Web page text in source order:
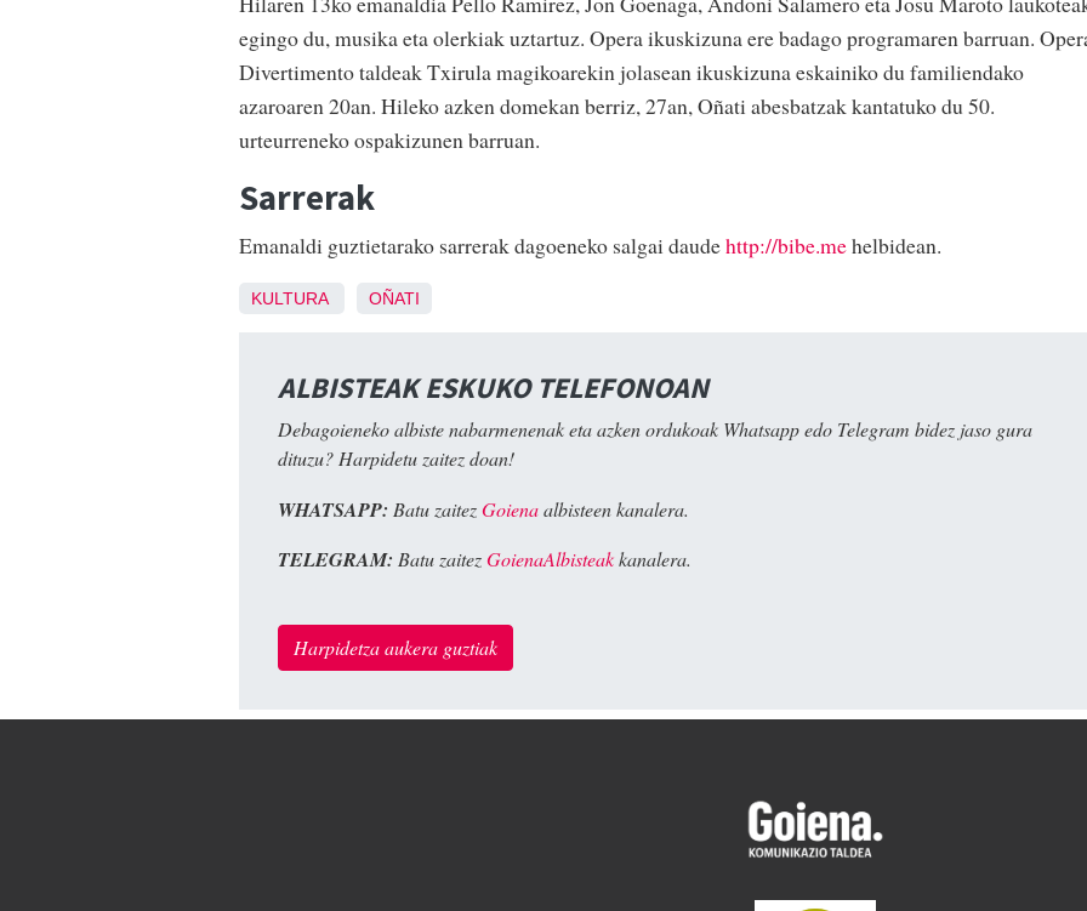
egingo du, musika eta olerkiak uztartuz. Opera ikuskizuna ere badago programaren barruan.
Divertimento taldeak Txirula magikoarekin jolasean ikuskizuna eskainiko du familiendako
azaroaren 20an. Hileko azken domekan berriz, 27an, Oñati abesbatzak kantatuko du 50.
urteurreneko ospakizunen barruan.
Sarrerak
Emanaldi guztietarako sarrerak dagoeneko salgai daudehttp://bibe.mehelbidean.
KULTURA OÑATI
ALBISTEAK ESKUKO TELEFONOAN
Debagoieneko albiste nabarmenenak eta azken ordukoak Whatsapp edo Telegram bidez jaso gura
dituzu? Harpidetu zaitez doan!
WHATSAPP: Batu zaitezGoienaalbisteen kanalera.
TELEGRAM: Batu zaitezGoienaAlbisteakkanalera.
Harpidetza aukera guztiak